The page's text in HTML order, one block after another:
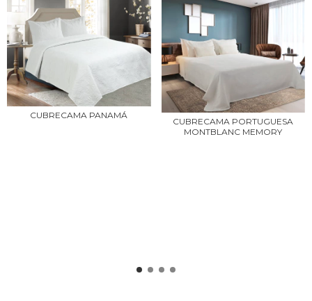
CUBRECAMA PANAMÁ
CUBRECAMA PORTUGUESA
MONTBLANC MEMORY